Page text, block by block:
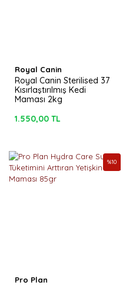
Royal Canin
Royal Canin Sterilised 37
Kısırlaştırılmış Kedi
Maması 2kg
1.550,00 TL
Pro Plan
%10